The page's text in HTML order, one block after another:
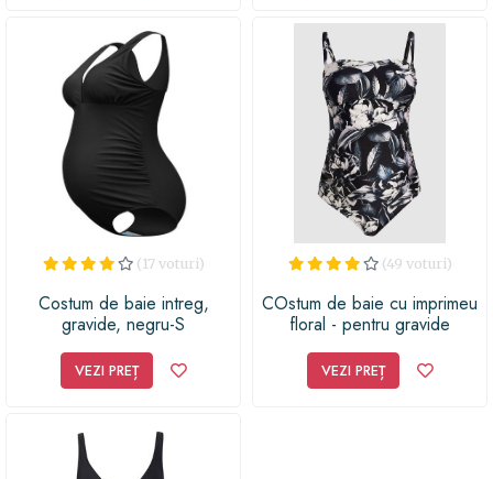
(17 voturi)
Costum de baie intreg,
gravide, negru-S
VEZI PREȚ
(49 voturi)
COstum de baie cu imprimeu
floral - pentru gravide
VEZI PREȚ